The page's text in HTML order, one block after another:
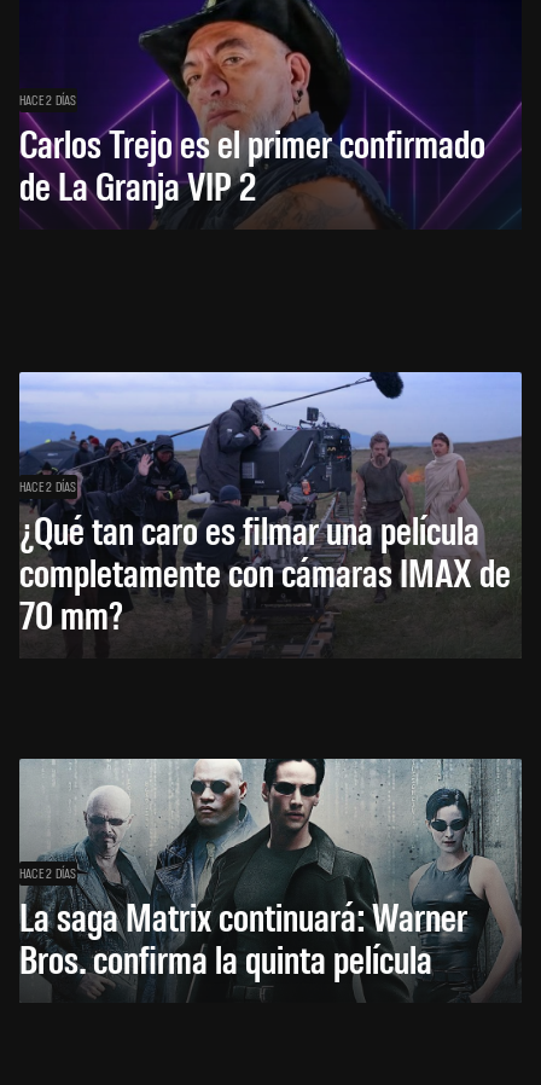
HACE 2 DÍAS
Carlos Trejo es el primer confirmado
de La Granja VIP 2
HACE 2 DÍAS
¿Qué tan caro es filmar una película
completamente con cámaras IMAX de
70 mm?
HACE 2 DÍAS
La saga Matrix continuará: Warner
Bros. confirma la quinta película